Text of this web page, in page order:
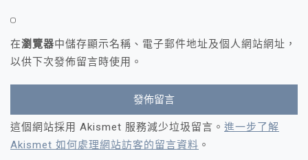
在瀏覽器中儲存顯示名稱、電子郵件地址及個人網站網址，
以供下次發佈留言時使用。
這個網站採用 Akismet 服務減少垃圾留言。 進一步了解
Akismet 如何處理網站訪客的留言資料 。